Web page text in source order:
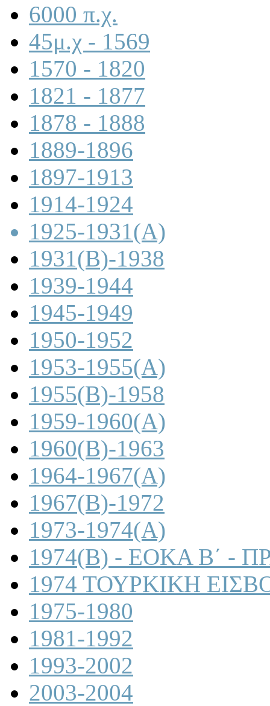
6000 π.χ.
45μ.χ - 1569
1570 - 1820
1821 - 1877
1878 - 1888
1889-1896
1897-1913
1914-1924
1925-1931(A)
1931(B)-1938
1939-1944
1945-1949
1950-1952
1953-1955(A)
1955(B)-1958
1959-1960(A)
1960(B)-1963
1964-1967(A)
1967(B)-1972
1973-1974(A)
1974(B) - ΕΟΚΑ Β΄ -
1974 ΤΟΥΡΚΙΚΗ
1975-1980
1981-1992
1993-2002
2003-2004